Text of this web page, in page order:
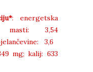
: energetska
masti: 3,54
3,6
mg;kalij: 633